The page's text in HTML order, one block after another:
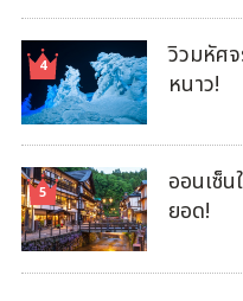
วิวมหัศ
หนาว!
ออนเซ็น
ยอด!